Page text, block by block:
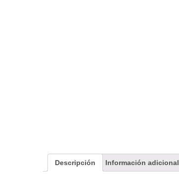
Descripción Información adicional